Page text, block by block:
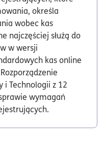
określa
wobec kas
najczęściej służą do
w wersji
kas online
i Technologii z 12
wymagań